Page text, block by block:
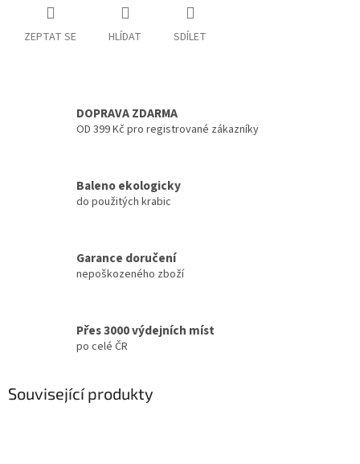
ZEPTAT SE HLÍDAT SDÍLET
DOPRAVA ZDARMA
OD 399 Kč pro registrované zákazníky
Baleno ekologicky
do použitých krabic
Garance doručení
nepoškozeného zboží
Přes 3000 výdejních míst
po celé ČR
Související produkty